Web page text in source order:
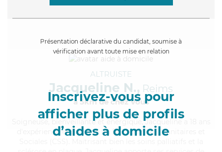
Présentation déclarative du candidat, soumise à
vérification avant toute mise en relation
Inscrivez-vous pour
afficher plus de profils
d’aides à domicile
ALTRUISTE
Jacqueline N., Reims
à 5km de chez Vous
, bienveillante et énergique, Jacqueline a 18 ans
d'expérience et possède un BEP Carrières Sanitaires et